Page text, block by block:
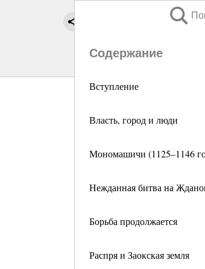
Содержание
Вступление
Власть, город и люди
Мономашичи (1125–1146
Нежданная битва на
Борьба продолжается
Распря и Заокская земля